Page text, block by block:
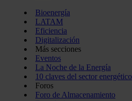
Bioenergía
LATAM
Eficiencia
Digitalización
Más secciones
Eventos
La Noche de la Energía
10 claves del sector energético
Foros
Foro de Almacenamiento